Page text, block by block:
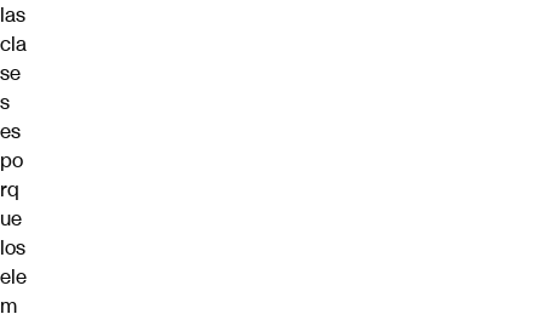
las
cla
se
s
es
po
rq
ue
los
ele
m